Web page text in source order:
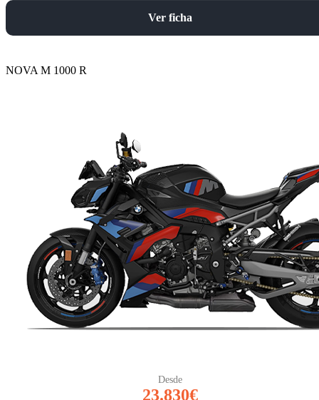
Ver ficha
NOVA M 1000 R
Desde
23.830€